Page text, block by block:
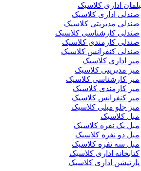
اداری کلاسیک
صندلی اداری کلاسیک
صندلی مدیریتی کلاسیک
صندلی کارشناسی کلاسیک
صندلی کارمندی کلاسیک
صندلی کنفرانس کلاسیک
میز اداری کلاسیک
میز مدیریتی کلاسیک
میز کارشناسی کلاسیک
میز کارمندی کلاسیک
میز کنفرانس کلاسیک
میز جلو مبلی کلاسیک
مبل کلاسیک
مبل یک نفره کلاسیک
مبل دو نفره کلاسیک
مبل سه نفره کلاسیک
کتابخانه اداری کلاسیک
پارتیشن اداری کلاسیک